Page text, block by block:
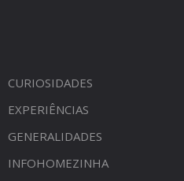
CURIOSIDADES
EXPERIÊNCIAS
GENERALIDADES
INFOHOMEZINHA